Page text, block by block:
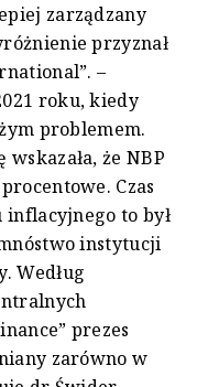
zarządzany
przyznał
–
roku, kiedy
problemem.
że NBP
Czas
inflacyjnego to był
instytucji
Według
prezes
zarówno w